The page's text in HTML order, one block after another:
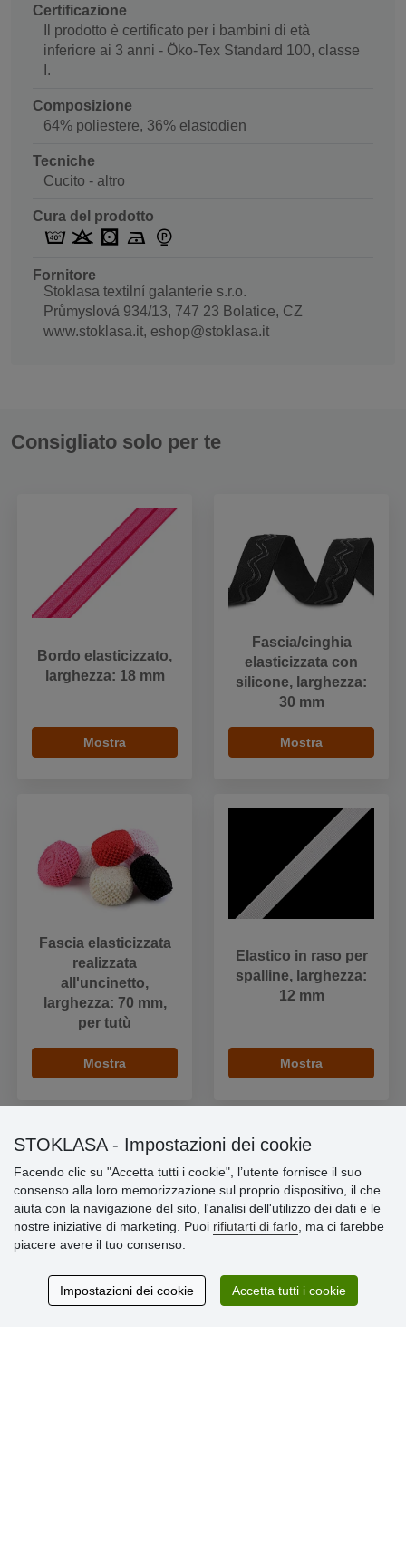
Certificazione
Il prodotto è certificato per i bambini di età
inferiore ai 3 anni - Öko-Tex Standard 100, classe
I.
Composizione
64% poliestere, 36% elastodien
Tecniche
Cucito - altro
Cura del prodotto
Fornitore
Stoklasa textilní galanterie s.r.o.
Průmyslová 934/13, 747 23 Bolatice, CZ
www.stoklasa.it, eshop@stoklasa.it
Consigliato solo per te
Bordo elasticizzato,
larghezza: 18 mm
Mostra
Fascia/cinghia
elasticizzata con
silicone, larghezza:
30 mm
Mostra
Fascia elasticizzata
realizzata
all'uncinetto,
larghezza: 70 mm,
per tutù
Mostra
Elastico in raso per
spalline, larghezza:
12 mm
Mostra
Informazioni importanti
» Impostazioni dei cookie
» Termini & Condizioni
» Informativa sulla Privacy
» Garanzia e resi
» Programma fedeltà
STOKLASA - Impostazioni dei cookie
Facendo clic su "Accetta tutti i cookie", l’utente fornisce il suo
consenso alla loro memorizzazione sul proprio dispositivo, il che
aiuta con la navigazione del sito, l'analisi dell'utilizzo dei dati e le
nostre iniziative di marketing. Puoi rifiutarti di farlo , ma ci farebbe
piacere avere il tuo consenso.
Impostazioni dei cookie Accetta tutti i cookie